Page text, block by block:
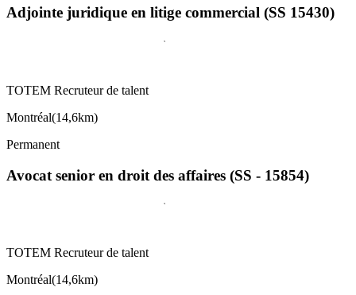
Adjointe juridique en litige commercial (SS 15430)
TOTEM Recruteur de talent
Montréal(14,6km)
Permanent
Avocat senior en droit des affaires (SS - 15854)
TOTEM Recruteur de talent
Montréal(14,6km)